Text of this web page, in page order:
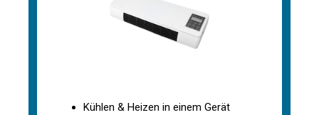
Kühlen & Heizen in einem Gerät